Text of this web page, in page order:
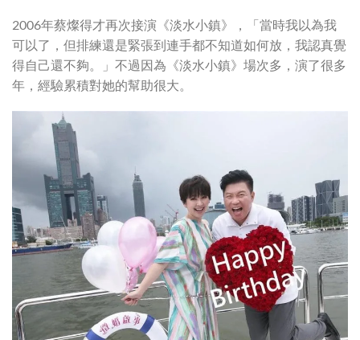
2006年蔡燦得才再次接演《淡水小鎮》，「當時我以為我
可以了，但排練還是緊張到連手都不知道如何放，我認真覺
得自己還不夠。」不過因為《淡水小鎮》場次多，演了很多
年，經驗累積對她的幫助很大。